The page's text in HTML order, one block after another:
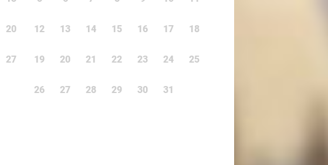
20
27
12 13 14 15 16 17 18
19 20 21 22 23 24 25
26 27 28 29 30 31